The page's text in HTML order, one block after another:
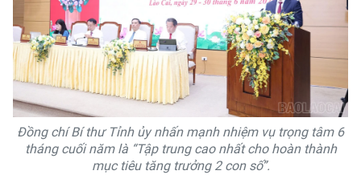
Đồng chí Bí thư Tỉnh ủy nhấn mạnh nhiệm vụ trọng tâm 6
tháng cuối năm là “Tập trung cao nhất cho hoàn thành
mục tiêu tăng trưởng 2 con số”.